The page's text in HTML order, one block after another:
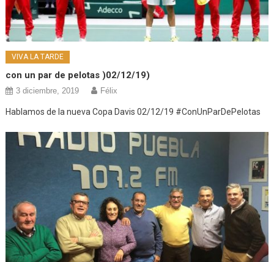
VIVA LA TARDE
con un par de pelotas )02/12/19)
3 diciembre, 2019 Félix
Hablamos de la nueva Copa Davis 02/12/19 #ConUnParDePelotas